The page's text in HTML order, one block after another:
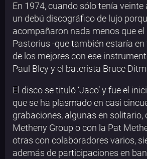
En 1974, cuando sólo tenía
un debú discográfico de lujo
acompañaron nada menos que
Pastorius -que también estaría
de los mejores con ese
Paul Bley y el baterista Bruce
El disco se tituló ‘Jaco’ y fue el
que se ha plasmado en casi
grabaciones, algunas en solitario,
Metheny Group o con la Pat
otras con colaboradores varios,
además de participaciones en